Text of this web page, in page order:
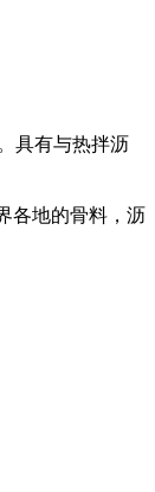
具有与热拌沥
各地的骨料，沥